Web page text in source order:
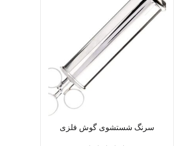
اطلاعات بیشتر
سرنگ شستشوی گوش فلزی